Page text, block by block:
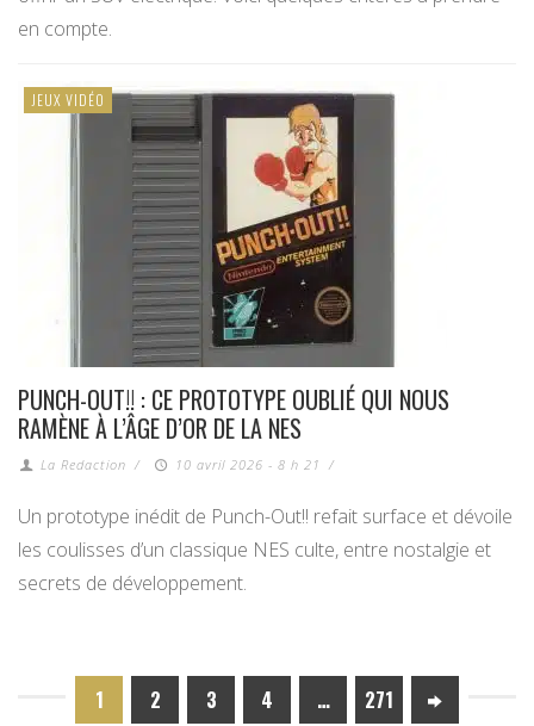
en compte.
JEUX VIDÉO
PUNCH-OUT!! : CE PROTOTYPE OUBLIÉ QUI NOUS
RAMÈNE À L’ÂGE D’OR DE LA NES
La Redaction / 10 avril 2026 - 8 h 21 /
Un prototype inédit de Punch-Out!! refait surface et dévoile
les coulisses d’un classique NES culte, entre nostalgie et
secrets de développement.
1 2 3 4 … 271